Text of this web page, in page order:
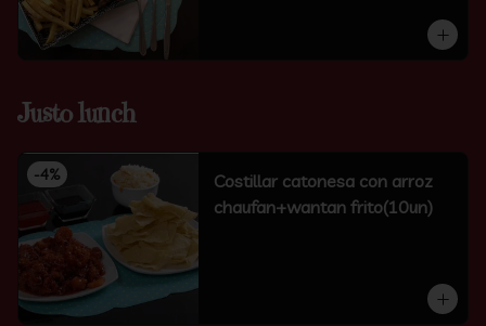
Justo lunch
-4%
Costillar catonesa con arroz
chaufan+wantan frito(10un)